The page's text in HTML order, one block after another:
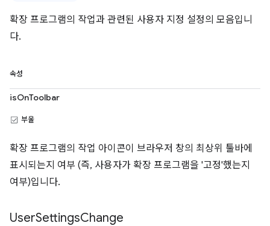
확장 프로그램의 작업과 관련된 사용자 지정 설정의 모음입니
다.
속성
isOnToolbar
부울
확장 프로그램의 작업 아이콘이 브라우저 창의 최상위 툴바에
표시되는지 여부 (즉, 사용자가 확장 프로그램을 '고정'했는지
여부)입니다.
UserSettingsChange